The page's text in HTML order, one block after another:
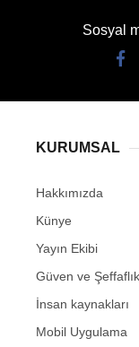
Sosyal
KURUMSAL
Hakkımızda
Künye
Yayın Ekibi
Güven ve
İnsan kaynakları
Mobil Uygulama